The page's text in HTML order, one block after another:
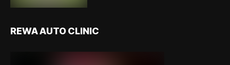
REWA AUTO CLINIC